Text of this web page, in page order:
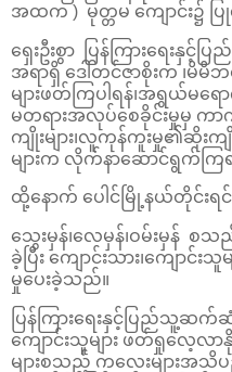
အထက ) မုတ္တမ ကျောင်း၌
ရှေးဦးစွာ ပြန်ကြားရေးနှင့်
အရာရှိ ဒေါ်တင်ဇာစိုးက ၊မိမိ
များဖတ်ကြပါရန်၊အရွယ်မရ
မတရားအလုပ်စေခိုင်းမှုမှ ကာ
ကျိုးများ၊လူကုန်ကူးမှု၏ဆိုးကျို
များက လိုက်နာဆောင်ရွက်ကြ
ထို့နောက် ပေါင်မြို့နယ်တိုင်းရင်
သွေးမှန်၊လေမှန်၊ဝမ်းမှန် စသ
ခဲ့ပြီး ကျောင်းသား၊ကျောင်းသူ
မှုပေးခဲ့သည်။
ပြန်ကြားရေးနှင့်ပြည်သူ့ဆက်ဆံ
ကျောင်းသူများ ဖတ်ရှုလေ့လာနိုင်
များစသည့် ကလေးများအသိပည